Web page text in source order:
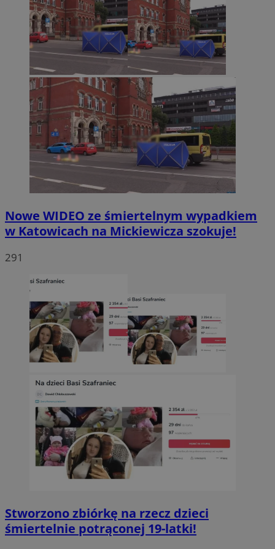
Nowe WIDEO ze śmiertelnym wypadkiem
w Katowicach na Mickiewicza szokuje!
291
Stworzono zbiórkę na rzecz dzieci
śmiertelnie potrąconej 19-latki!